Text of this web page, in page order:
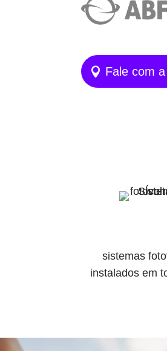
Fale com
sistemas
instalados em